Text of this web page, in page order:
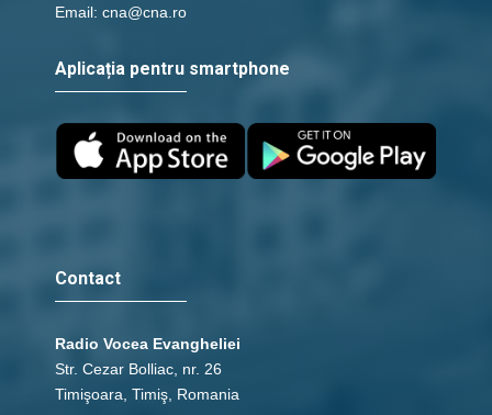
Email: cna@cna.ro
Aplicația pentru smartphone
Contact
Radio Vocea Evangheliei
Str. Cezar Bolliac, nr. 26
Timişoara, Timiş, Romania